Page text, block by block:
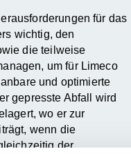
für das
wichtig, den
die teilweise
um für Limeco
und optimierte
gepresste Abfall wird
wo er zur
wenn die
der